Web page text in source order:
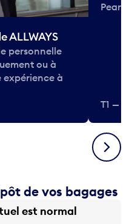
personnelle
ou à
à
Suivant
est normal